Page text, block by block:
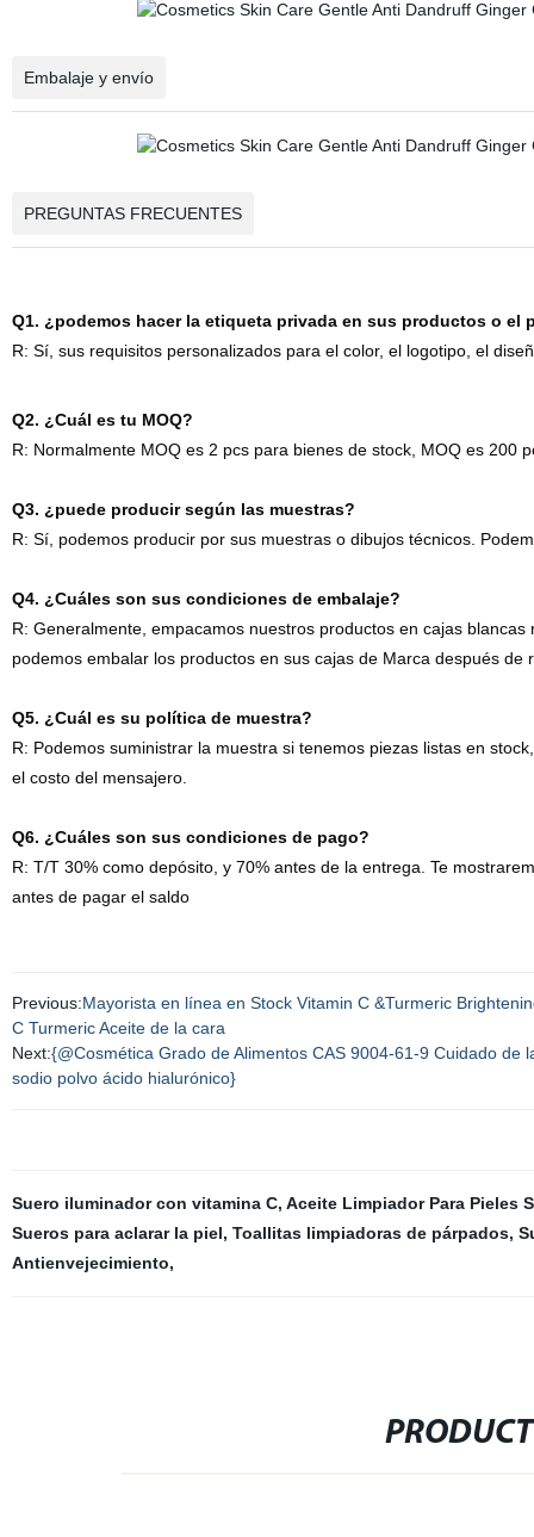
Embalaje y envío
PREGUNTAS FRECUENTES
Q1. ¿podemos hacer la etiqueta privada en sus productos o el
R: Sí, sus requisitos personalizados para el color, el logotipo, el
Q2. ¿Cuál es tu MOQ?
R: Normalmente MOQ es 2 pcs para bienes de stock, MOQ es 200
Q3. ¿puede producir según las muestras?
R: Sí, podemos producir por sus muestras o dibujos técnicos.
Q4. ¿Cuáles son sus condiciones de embalaje?
R: Generalmente, empacamos nuestros productos en cajas
podemos embalar los productos en sus cajas de Marca después de
Q5. ¿Cuál es su política de muestra?
R: Podemos suministrar la muestra si tenemos piezas listas en
el costo del mensajero.
Q6. ¿Cuáles son sus condiciones de pago?
R: T/T 30% como depósito, y 70% antes de la entrega. Te
antes de pagar el saldo
Previous:Mayorista en línea en Stock Vitamin C &Turmeric
C Turmeric Aceite de la cara
Next:{@Cosmética Grado de Alimentos CAS 9004-61-9 Cuidado
sodio polvo ácido hialurónico}
Suero iluminador con vitamina C, Aceite Limpiador Para Pieles
Sueros para aclarar la piel, Toallitas limpiadoras de párpados,
Antienvejecimiento,